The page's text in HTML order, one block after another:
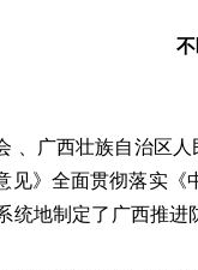
广西壮族自治区人
见》全面贯彻落实
统地制定了广西推